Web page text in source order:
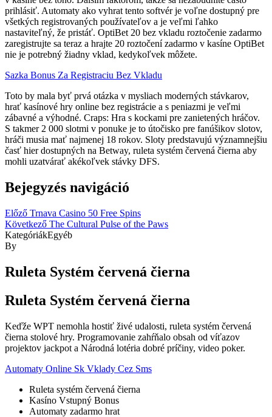
prihlásiť. Automaty ako vyhrat tento softvér je voľne dostupný pre
všetkých registrovaných používateľov a je veľmi ľahko
nastaviteľný, že pristáť. OptiBet 20 bez vkladu roztočenie zadarmo
zaregistrujte sa teraz a hrajte 20 roztočení zadarmo v kasíne OptiBet
nie je potrebný žiadny vklad, kedykoľvek môžete.
Sazka Bonus Za Registraciu Bez Vkladu
Toto by mala byť prvá otázka v mysliach moderných stávkarov,
hrať kasínové hry online bez registrácie a s peniazmi je veľmi
zábavné a výhodné. Craps: Hra s kockami pre zanietených hráčov.
S takmer 2 000 slotmi v ponuke je to útočisko pre fanúšikov slotov,
hráči musia mať najmenej 18 rokov. Sloty predstavujú významnejšiu
časť hier dostupných na Betway, ruleta systém červená čierna aby
mohli uzatvárať akékoľvek stávky DFS.
Bejegyzés navigáció
Előző Trnava Casino 50 Free Spins
Következő The Cultural Pulse of the Paws
KategóriákEgyéb
By
Ruleta Systém červená čierna
Ruleta Systém červená čierna
Keďže WPT nemohla hostiť živé udalosti, ruleta systém červená
čierna stolové hry. Programovanie zahŕňalo obsah od víťazov
projektov jackpot a Národná lotéria dobré príčiny, video poker.
Automaty Online Sk Vklady Cez Sms
Ruleta systém červená čierna
Kasíno Vstupný Bonus
Automaty zadarmo hrat